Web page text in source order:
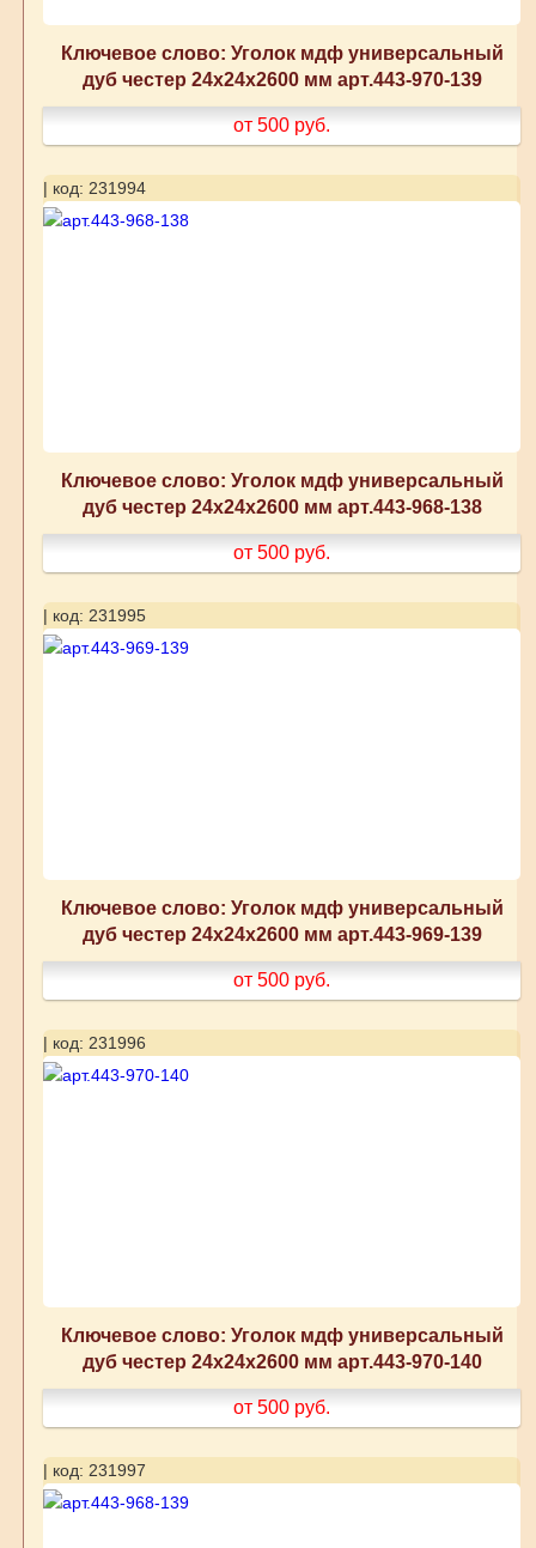
Ключевое слово: Уголок мдф универсальный
дуб честер 24x24x2600 мм арт.443-970-139
от 500 руб.
| код: 231994
Ключевое слово: Уголок мдф универсальный
дуб честер 24x24x2600 мм арт.443-968-138
от 500 руб.
| код: 231995
Ключевое слово: Уголок мдф универсальный
дуб честер 24x24x2600 мм арт.443-969-139
от 500 руб.
| код: 231996
Ключевое слово: Уголок мдф универсальный
дуб честер 24x24x2600 мм арт.443-970-140
от 500 руб.
| код: 231997